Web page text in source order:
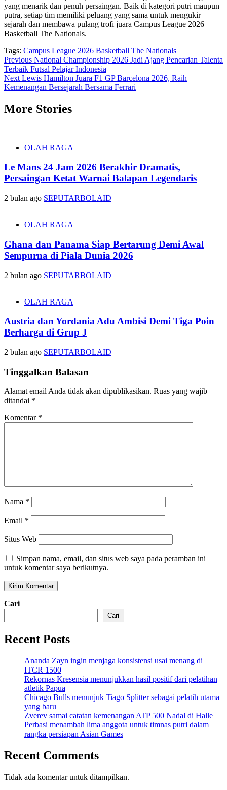
yang menarik dan penuh persaingan. Baik di kategori putri maupun
putra, setiap tim memiliki peluang yang sama untuk mengukir
sejarah dan membawa pulang trofi juara Campus League 2026
Basketball The Nationals.
Tags: Campus League 2026 Basketball The Nationals
Post
navigation
Previous National Championship 2026 Jadi Ajang Pencarian Talenta
Terbaik Futsal Pelajar Indonesia
Next Lewis Hamilton Juara F1 GP Barcelona 2026, Raih
Kemenangan Bersejarah Bersama Ferrari
More Stories
OLAH RAGA
Le Mans 24 Jam 2026 Berakhir Dramatis,
Persaingan Ketat Warnai Balapan Legendaris
2 bulan ago SEPUTARBOLAID
OLAH RAGA
Ghana dan Panama Siap Bertarung Demi Awal
Sempurna di Piala Dunia 2026
2 bulan ago SEPUTARBOLAID
OLAH RAGA
Austria dan Yordania Adu Ambisi Demi Tiga Poin
Berharga di Grup J
2 bulan ago SEPUTARBOLAID
Tinggalkan Balasan
Alamat email Anda tidak akan dipublikasikan. Ruas yang wajib
ditandai *
Komentar *
Nama *
Email *
Situs Web
Simpan nama, email, dan situs web saya pada peramban ini
untuk komentar saya berikutnya.
Cari
Cari
Recent Posts
Ananda Zayn ingin menjaga konsistensi usai menang di
ITCR 1500
Rekornas Kresensia menunjukkan hasil positif dari pelatihan
atletik Papua
Chicago Bulls menunjuk Tiago Splitter sebagai pelatih utama
yang baru
Zverev samai catatan kemenangan ATP 500 Nadal di Halle
Perbasi menambah lima anggota untuk timnas putri dalam
rangka persiapan Asian Games
Recent Comments
Tidak ada komentar untuk ditampilkan.